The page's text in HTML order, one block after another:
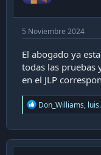
5 Noviembre 2024
El abogado ya
todas las pruebas
en el JLP
R
e
c
t
Don_Williams,